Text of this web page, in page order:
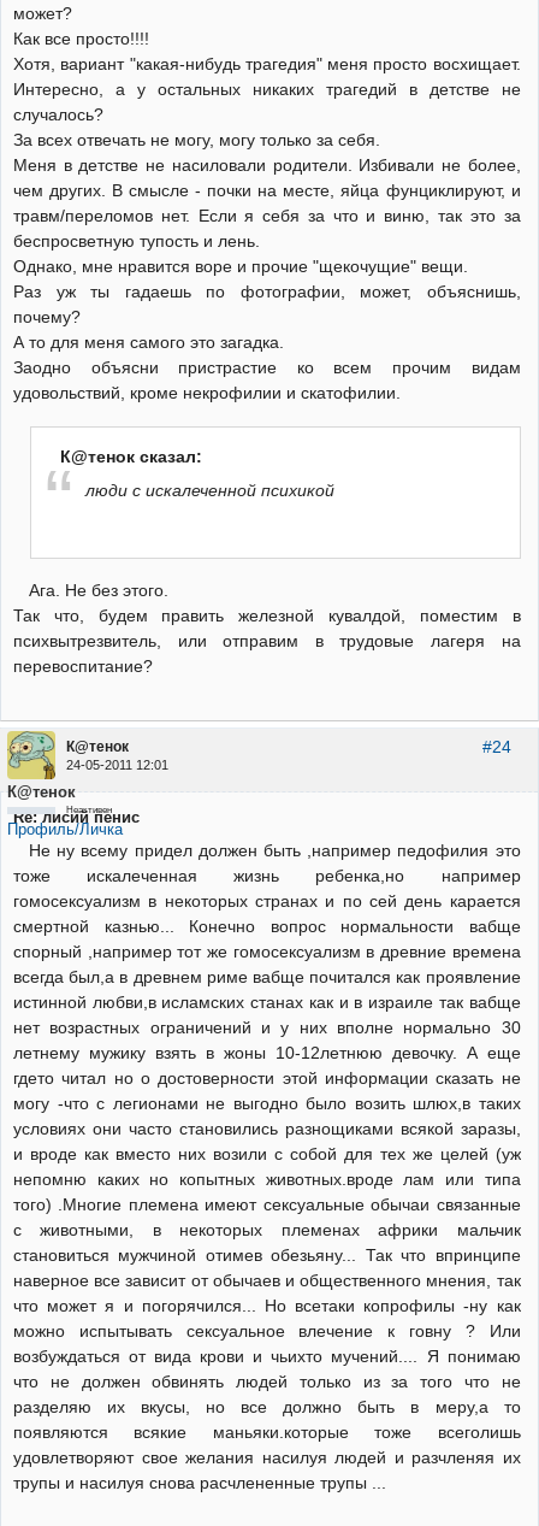
может?
Как все просто!!!!
Хотя, вариант "какая-нибудь трагедия" меня просто восхищает.
Интересно, а у остальных никаких трагедий в детстве не
случалось?
За всех отвечать не могу, могу только за себя.
Меня в детстве не насиловали родители. Избивали не более,
чем других. В смысле - почки на месте, яйца фунциклируют, и
травм/переломов нет. Если я себя за что и виню, так это за
беспросветную тупость и лень.
Однако, мне нравится воре и прочие "щекочущие" вещи.
Раз уж ты гадаешь по фотографии, может, объяснишь,
почему?
А то для меня самого это загадка.
Заодно объясни пристрастие ко всем прочим видам
удовольствий, кроме некрофилии и скатофилии.
К@тенок сказал:
люди с искалеченной психикой
Ага. Не без этого.
Так что, будем править железной кувалдой, поместим в
психвытрезвитель, или отправим в трудовые лагеря на
перевоспитание?
#24
К@тенок
24-05-2011 12:01
К@тенок
Неактивен
Профиль/Личка
Re: лисий пенис
Не ну всему придел должен быть ,например педофилия это
тоже искалеченная жизнь ребенка,но например
гомосексуализм в некоторых странах и по сей день карается
смертной казнью... Конечно вопрос нормальности вабще
спорный ,например тот же гомосексуализм в древние времена
всегда был,а в древнем риме вабще почитался как проявление
истинной любви,в исламских станах как и в израиле так вабще
нет возрастных ограничений и у них вполне нормально 30
летнему мужику взять в жоны 10-12летнюю девочку. А еще
гдето читал но о достоверности этой информации сказать не
могу -что с легионами не выгодно было возить шлюх,в таких
условиях они часто становились разнощиками всякой заразы,
и вроде как вместо них возили с собой для тех же целей (уж
непомню каких но копытных животных.вроде лам или типа
того) .Многие племена имеют сексуальные обычаи связанные
с животными, в некоторых племенах африки мальчик
становиться мужчиной отимев обезьяну... Так что впринципе
наверное все зависит от обычаев и общественного мнения, так
что может я и погорячился... Но всетаки копрофилы -ну как
можно испытывать сексуальное влечение к говну ? Или
возбуждаться от вида крови и чьихто мучений.... Я понимаю
что не должен обвинять людей только из за того что не
разделяю их вкусы, но все должно быть в меру,а то
появляются всякие маньяки.которые тоже всеголишь
удовлетворяют свое желания насилуя людей и разчленяя их
трупы и насилуя снова расчлененные трупы ...